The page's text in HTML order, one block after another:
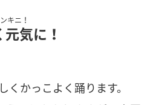
キニ！
気に！
くかっこよく踊ります。